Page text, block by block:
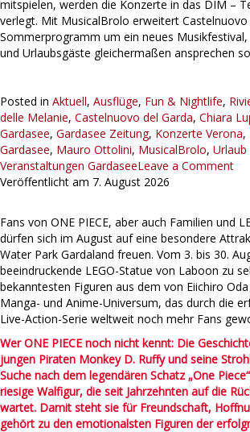
mitspielen, werden die Konzerte in das DIM –
verlegt. Mit MusicalBrolo erweitert Castelnuovo
Sommerprogramm um ein neues Musikfestival,
und Urlaubsgäste gleichermaßen ansprechen
Posted in Aktuell, Ausflüge, Fun & Nightlife,
delle Melanie, Castelnuovo del Garda, Chiara
Gardasee, Gardasee Zeitung, Konzerte Verona,
Gardasee, Mauro Ottolini, MusicalBrolo, Urlaub
Veranstaltungen GardaseeLeave a Comment
Veröffentlicht am 7. August 2026
Fans von ONE PIECE, aber auch Familien und
dürfen sich im August auf eine besondere
Water Park Gardaland freuen. Vom 3. bis 30.
beeindruckende LEGO-Statue von Laboon zu
bekanntesten Figuren aus dem von Eiichiro
Manga- und Anime-Universum, das durch die
Live-Action-Serie weltweit noch mehr Fans
Wer ONE PIECE noch nicht kennt: Die
jungen Piraten Monkey D. Ruffy und seine
Suche nach dem legendären Schatz „One
riesige Walfigur, die seit Jahrzehnten auf die
wartet. Damit steht sie für Freundschaft,
gehört zu den emotionalsten Figuren der